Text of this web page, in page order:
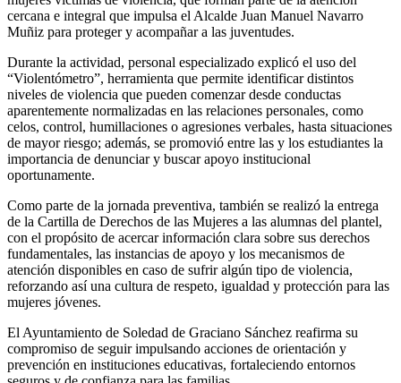
cercana e integral que impulsa el Alcalde Juan Manuel Navarro
Muñiz para proteger y acompañar a las juventudes.
Durante la actividad, personal especializado explicó el uso del
“Violentómetro”, herramienta que permite identificar distintos
niveles de violencia que pueden comenzar desde conductas
aparentemente normalizadas en las relaciones personales, como
celos, control, humillaciones o agresiones verbales, hasta situaciones
de mayor riesgo; además, se promovió entre las y los estudiantes la
importancia de denunciar y buscar apoyo institucional
oportunamente.
Como parte de la jornada preventiva, también se realizó la entrega
de la Cartilla de Derechos de las Mujeres a las alumnas del plantel,
con el propósito de acercar información clara sobre sus derechos
fundamentales, las instancias de apoyo y los mecanismos de
atención disponibles en caso de sufrir algún tipo de violencia,
reforzando así una cultura de respeto, igualdad y protección para las
mujeres jóvenes.
El Ayuntamiento de Soledad de Graciano Sánchez reafirma su
compromiso de seguir impulsando acciones de orientación y
prevención en instituciones educativas, fortaleciendo entornos